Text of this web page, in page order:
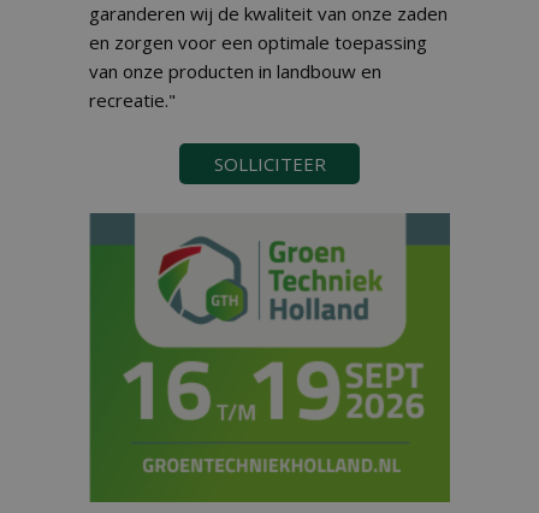
garanderen wij de kwaliteit van onze zaden
en zorgen voor een optimale toepassing
van onze producten in landbouw en
recreatie."
SOLLICITEER